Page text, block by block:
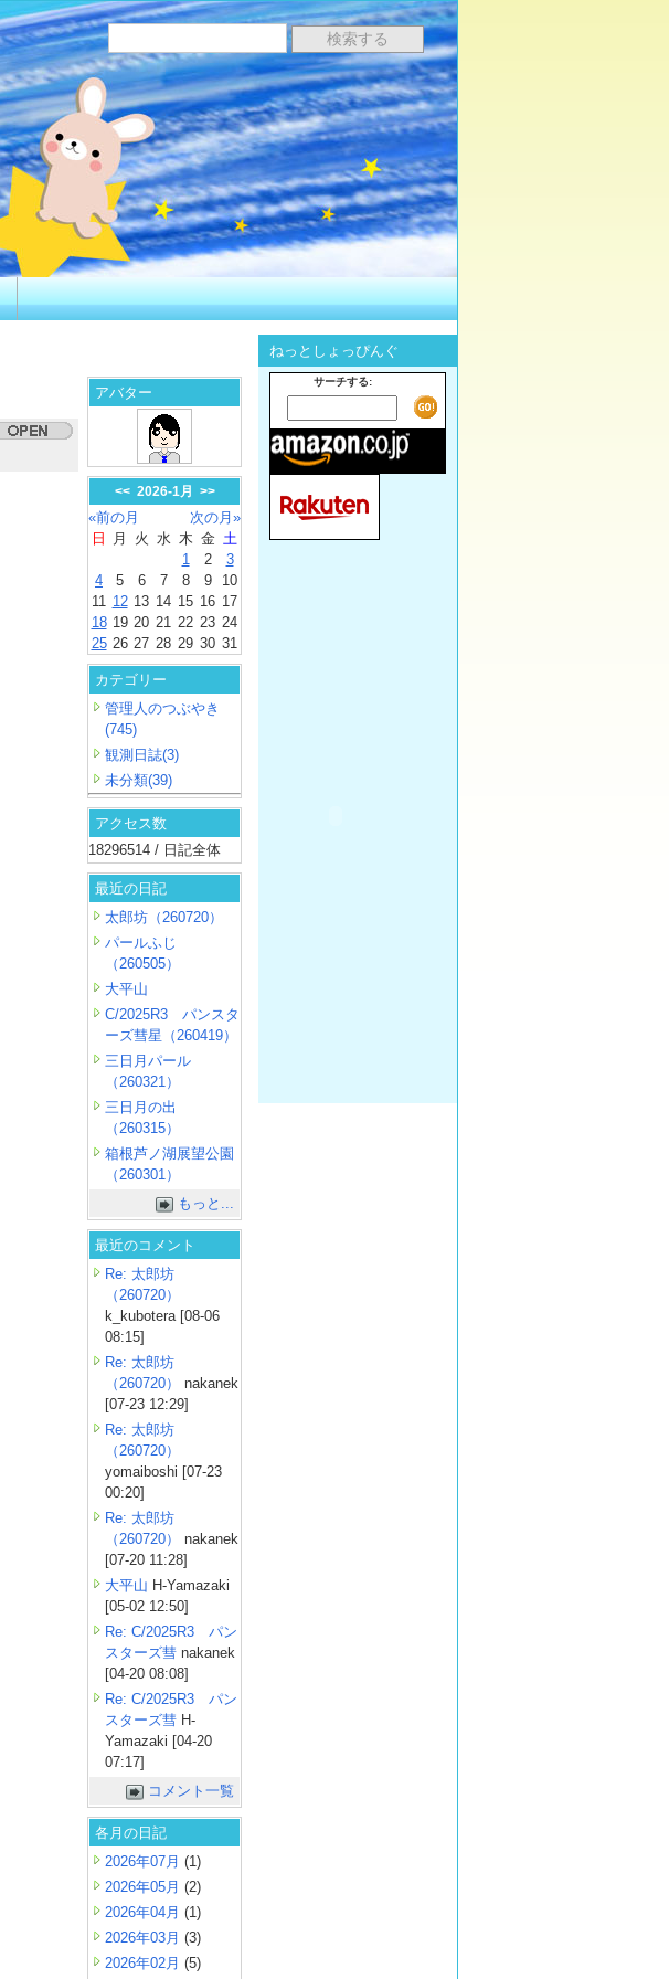
アバター
<< 2026-1月 >>
«前の月
次の月»
日
月 火 水 木 金 土
1
2
3
4
5 6 7 8 9
10
11 12 13 14 15 16 17
18 19 20 21 22 23 24
25 26 27 28 29 30 31
カテゴリー
管理人のつぶやき
(745)
観測日誌(3)
未分類(39)
アクセス数
18296514 / 日記全体
最近の日記
太郎坊（260720）
パールふじ
（260505）
大平山
C/2025R3 パンスタ
ーズ彗星（260419）
三日月パール
（260321）
三日月の出
（260315）
箱根芦ノ湖展望公園
（260301）
もっと...
最近のコメント
Re: 太郎坊
（260720）
k_kubotera [08-06
08:15]
Re: 太郎坊
（260720）
nakanek
[07-23 12:29]
Re: 太郎坊
（260720）
yomaiboshi [07-23
00:20]
Re: 太郎坊
（260720）
nakanek
[07-20 11:28]
大平山 H-Yamazaki
[05-02 12:50]
Re: C/2025R3 パン
スターズ彗 nakanek
[04-20 08:08]
Re: C/2025R3 パン
スターズ彗 H-
Yamazaki [04-20
07:17]
コメント一覧
各月の日記
2026年07月 (1)
2026年05月 (2)
2026年04月 (1)
2026年03月 (3)
2026年02月 (5)
ねっとしょっぴんぐ
サーチする: